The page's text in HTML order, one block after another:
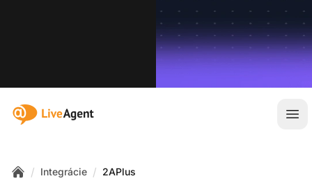
:site.title
/ Integrácie / 2APlus